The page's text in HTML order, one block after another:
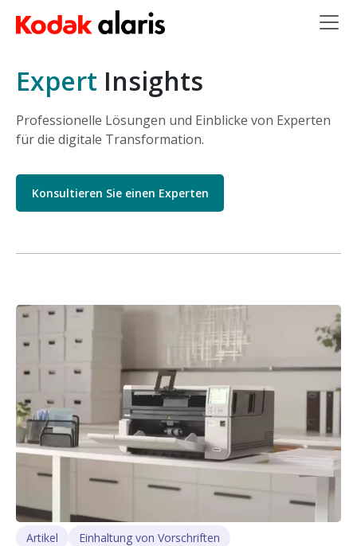
Skip to main content
Expert Insights
Professionelle Lösungen und Einblicke von Experten
für die digitale Transformation.
Konsultieren Sie einen Experten
Artikel Einhaltung von Vorschriften